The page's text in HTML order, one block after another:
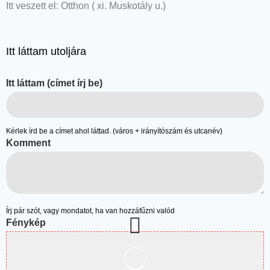
Itt veszett el: Otthon ( xi. Muskotály u.)
Itt láttam utoljára
Itt láttam (címet írj be)
Kérlek írd be a címet ahol láttad. (város + irányítószám és utcanév)
Komment
Írj pár szót, vagy mondatot, ha van hozzáfűzni valód
Fénykép